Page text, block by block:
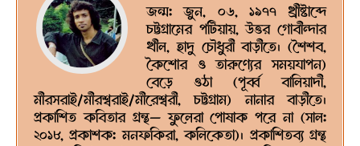
জন্ম: জুন, ০৬, ১৯৭৭ খ্রীষ্টাব্দে
চট্টগ্রামের পটিয়ায়, উত্তর গোবীন্দার
খীল, হাদু চৌধুরী বাড়ীতে। (শৈশব,
কৈশোর ও তারুণ্যের সময়যাপন)
বেড়ে ওঠা (পূর্ব্ব বালিয়াদী,
মীরসরাই/মীরশ্বরাই/মীরেশ্বরী, চট্টগ্রাম) নানার বাড়ীতে।
প্রকাশিত কবিতার গ্রন্থ— ফুলেরা পোষাক পরে না (সাল:
২০১৮, প্রকাশক: মনফকিরা, কলিকেতা)। প্রকাশিতব্য গ্রন্থ